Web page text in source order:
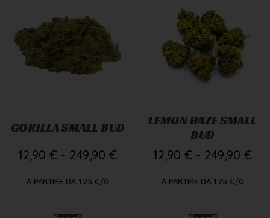
GORILLA SMALL BUD
12,90 € - 249,90 €
A PARTIRE DA 1,25 €/G
LEMON HAZE SMALL
BUD
12,90 € - 249,90 €
A PARTIRE DA 1,25 €/G